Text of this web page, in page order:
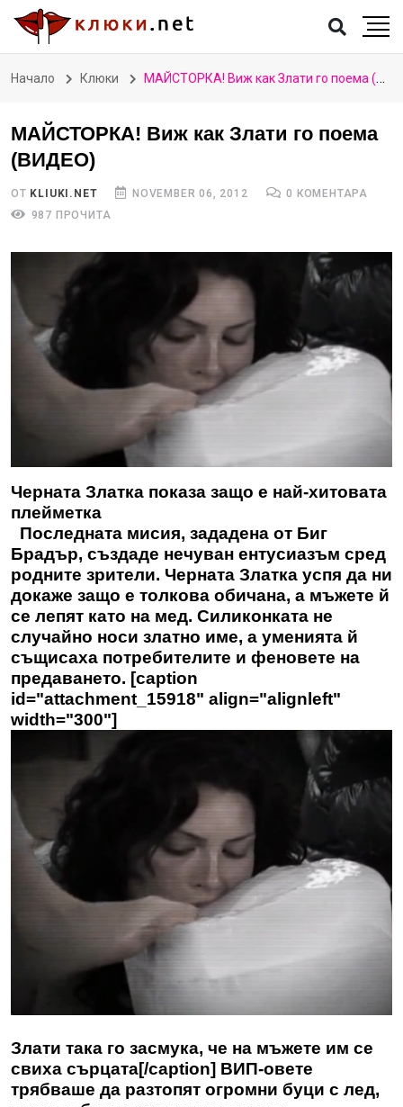
Начало Клюки МАЙСТОРКА! Виж как Злати го поема (ВИДЕО)
МАЙСТОРКА! Виж как Злати го поема
(ВИДЕО)
ОТ KLIUKI.NET NOVEMBER 06, 2012
0 КОМЕНТАРА
987 ПРОЧИТА
Черната Златка показа защо е най-хитовата
плейметка
Последната мисия, зададена от Биг
Брадър, създаде нечуван ентусиазъм сред
родните зрители. Черната Златка успя да ни
докаже защо е толкова обичана, а мъжете й
се лепят като на мед. Силиконката не
случайно носи златно име, а уменията й
същисаха потребителите и феновете на
предаването. [caption
id="attachment_15918" align="alignleft"
width="300"]
Злати така го засмука, че на мъжете им се
свиха сърцата[/caption] ВИП-овете
трябваше да разтопят огромни буци с лед,